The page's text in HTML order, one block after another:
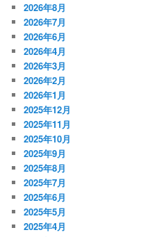
2026年8月
2026年7月
2026年6月
2026年4月
2026年3月
2026年2月
2026年1月
2025年12月
2025年11月
2025年10月
2025年9月
2025年8月
2025年7月
2025年6月
2025年5月
2025年4月